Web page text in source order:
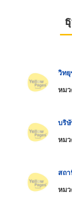
วิท
หม
บริ
หม
สถ
หม